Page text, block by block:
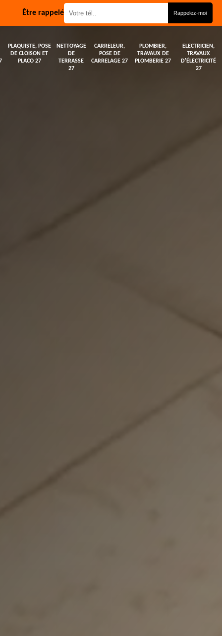
Être rappelé
PLAQUISTE, POSE
DE CLOISON ET
PLACO 27
NETTOYAGE
DE
TERRASSE
27
CARRELEUR,
POSE DE
CARRELAGE 27
PLOMBIER,
TRAVAUX DE
PLOMBERIE 27
ELECTRICIEN,
TRAVAUX
D'ÉLECTRICITÉ
27